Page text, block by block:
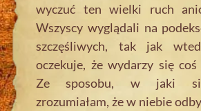
wyczuć ten wielki ruch
Wszyscy wyglądali na
szczęśliwych, tak jak
oczekuje, że wydarzy się coś
Ze sposobu, w jaki
zrozumiałam, że w niebie